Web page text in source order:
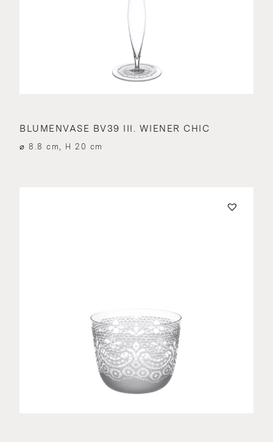
BLUMENVASE BV39 III. WIENER CHIC
⌀ 8.8 cm, H 20 cm